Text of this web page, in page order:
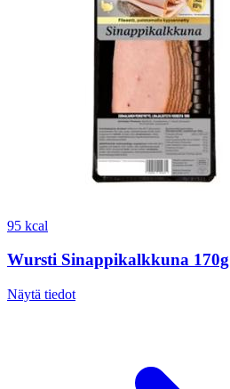
95 kcal
Wursti Sinappikalkkuna 170g
Näytä tiedot